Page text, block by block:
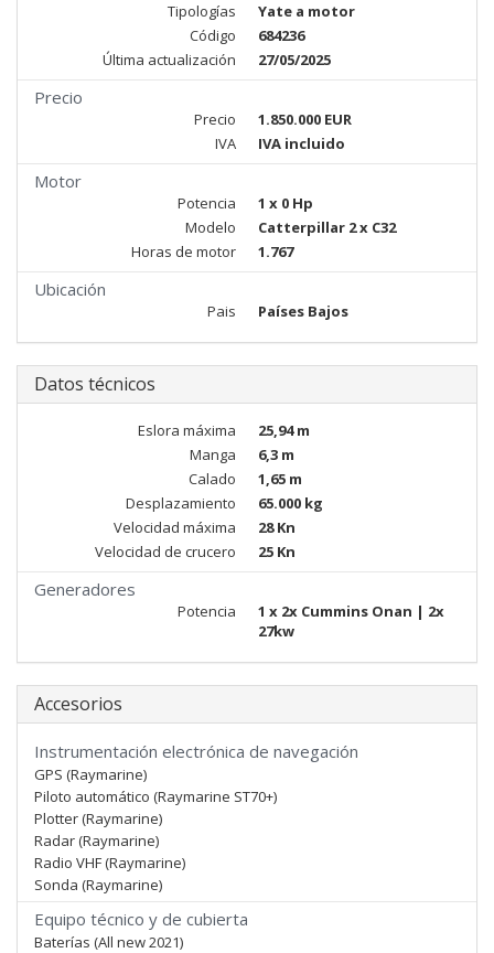
Tipologías
Yate a motor
Código
684236
Última actualización
27/05/2025
Precio
Precio
1.850.000 EUR
IVA
IVA incluido
Motor
Potencia
1 x 0 Hp
Modelo
Catterpillar 2 x C32
Horas de motor
1.767
Ubicación
Pais Países Bajos
Datos técnicos
Eslora máxima
25,94 m
Manga
6,3 m
Calado
1,65 m
Desplazamiento
65.000 kg
Velocidad máxima
28 Kn
Velocidad de crucero
25 Kn
Generadores
Potencia
1 x 2x Cummins Onan | 2x
27kw
Accesorios
Instrumentación electrónica de navegación
GPS (Raymarine)
Piloto automático (Raymarine ST70+)
Plotter (Raymarine)
Radar (Raymarine)
Radio VHF (Raymarine)
Sonda (Raymarine)
Equipo técnico y de cubierta
Baterías (All new 2021)